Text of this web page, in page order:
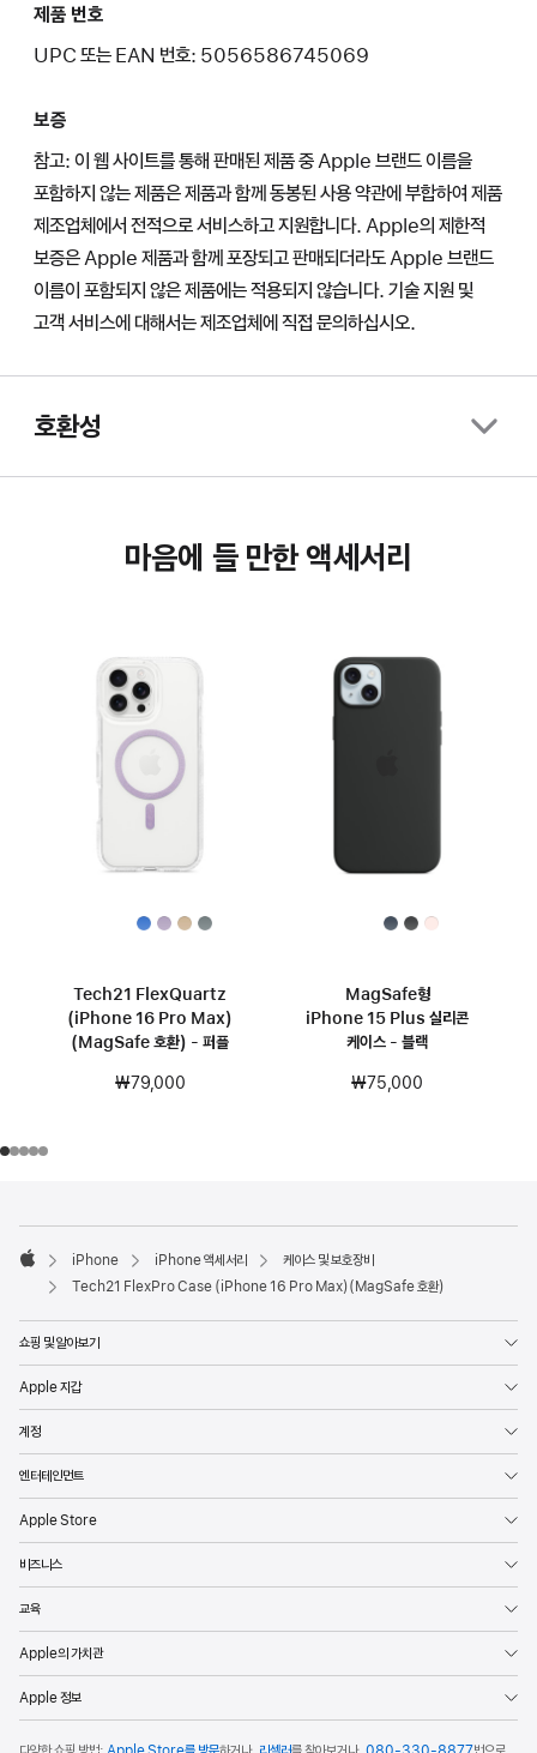
제품 번호
UPC 또는 EAN 번호: 5056586745069
보증
참고: 이 웹 사이트를 통해 판매된 제품 중 Apple 브랜드 이름을
포함하지 않는 제품은 제품과 함께 동봉된 사용 약관에 부합하여 제품
제조업체에서 전적으로 서비스하고 지원합니다. Apple의 제한적
보증은 Apple 제품과 함께 포장되고 판매되더라도 Apple 브랜드
이름이 포함되지 않은 제품에는 적용되지 않습니다. 기술 지원 및
고객 서비스에 대해서는 제조업체에 직접 문의하십시오.
호환성
마음에 들 만한 액세서리
Tech21 FlexQuartz
(iPhone 16 Pro Max)
(MagSafe 호환) - 퍼플
₩79,000
MagSafe형
iPhone 15 Plus 실리콘
케이스 - 블랙
₩75,000
Apple
iPhone iPhone 액세서리
케이스 및 보호장비
Tech21 FlexPro Case (iPhone 16 Pro Max)(MagSafe 호환)
쇼핑 및 알아보기
Apple 지갑
계정
엔터테인먼트
Apple Store
비즈니스
교육
Apple의 가치관
Apple 정보